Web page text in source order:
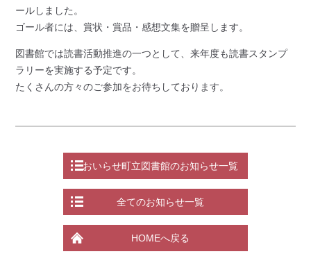
ールしました。
ゴール者には、賞状・賞品・感想文集を贈呈します。
図書館では読書活動推進の一つとして、来年度も読書スタンプ
ラリーを実施する予定です。
たくさんの方々のご参加をお待ちしております。
おいらせ町立図書館のお知らせ一覧
全てのお知らせ一覧
HOMEへ戻る